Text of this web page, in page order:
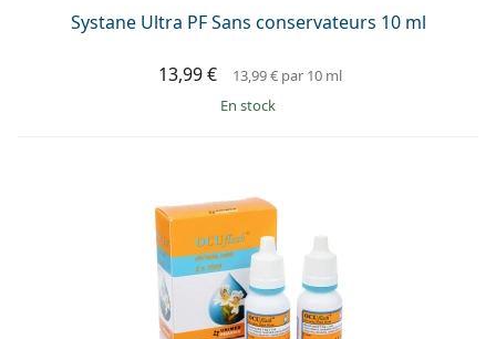
Systane Ultra PF Sans conservateurs 10 ml
13,99 € 13,99 € par 10 ml
en stock